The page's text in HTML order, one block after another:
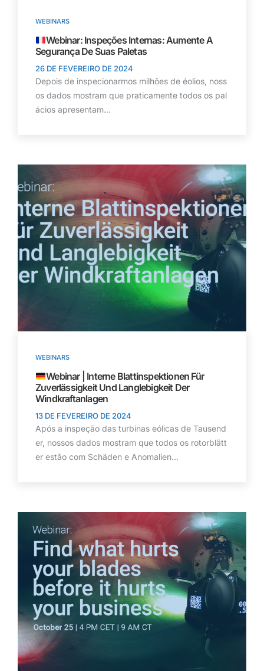
WEBINARS
Webinar: Inspeções Internas: Aumente A
Segurança De Suas Paletas
26 DE FEVEREIRO DE 2024
Depois de inspecionarmos milhões de éolios, noss
os dados mostram que praticamente todos os pal
ácios apresentam...
WEBINARS
Webinar | Interne Blattinspektionen Für
Zuverlässigkeit Und Langlebigkeit Der
Windkraftanlagen
13 DE FEVEREIRO DE 2024
Após a inspeção das turbinas eólicas de Tausend
er, nossos dados mostram que todos os rotorblätt
er estão com Schäden e Anomalien...